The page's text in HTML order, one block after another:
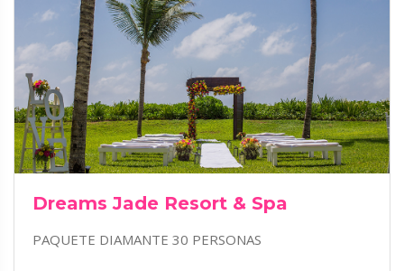
Dreams Jade Resort & Spa
PAQUETE DIAMANTE 30 PERSONAS